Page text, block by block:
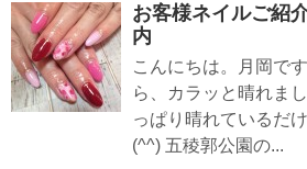
お客様ネイルご紹
内
こんにちは。月岡で
ら、カラッと晴れま
っぱり晴れているだ
(^^) 五稜郭公園の...